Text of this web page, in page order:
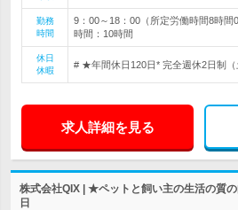
勤務
時間
9：00～18：00（所定労働時間8時
時間：10時間
休日
休暇
# ★年間休日120日* 完全週休2日制
求人詳細を見る
株式会社QIX | ★ペットと飼い主の生活の質
日